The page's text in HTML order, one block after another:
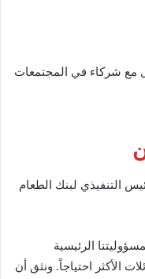
مع شركاء في المجتمعات
التنفيذي لبنك الطعام
الرئيسية
الأكثر احتياجاً. ونثق أن